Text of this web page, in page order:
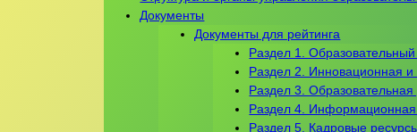
Документы
Документы для рейтинга
Раздел 1.
Раздел 2. Инновационная и
Раздел 3.
Раздел 4. Информационная
Раздел 5. Кадровые